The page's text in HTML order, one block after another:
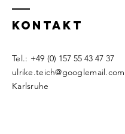
KONTAKT
Tel.: +49 (0) 157 55 43 47 37
ulrike.teich@googlemail.com
Karlsruhe